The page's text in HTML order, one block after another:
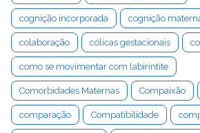
cognição incorporada cognição
colaboração cólicas gestacionais
como se movimentar com labirintite
Comorbidades Maternas Compaixão
comparação Compatibilidade